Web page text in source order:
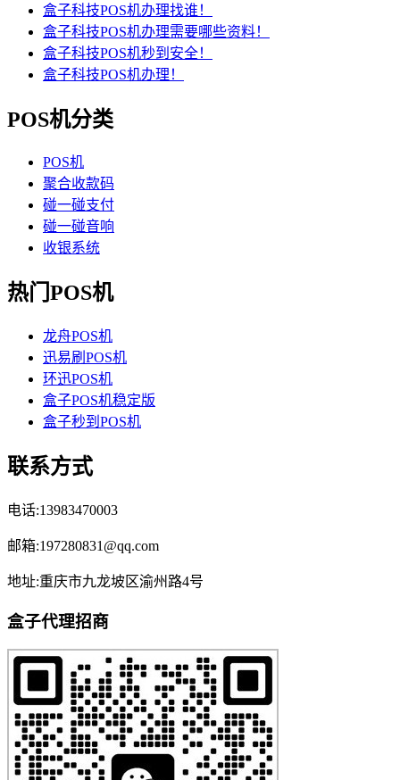
盒子科技POS机办理找谁！
盒子科技POS机办理需要哪些资料！
盒子科技POS机秒到安全！
盒子科技POS机办理！
POS机分类
POS机
聚合收款码
碰一碰支付
碰一碰音响
收银系统
热门POS机
龙舟POS机
迅易刷POS机
环迅POS机
盒子POS机稳定版
盒子秒到POS机
联系方式
电话:13983470003
邮箱:197280831@qq.com
地址:重庆市九龙坡区渝州路4号
盒子代理招商